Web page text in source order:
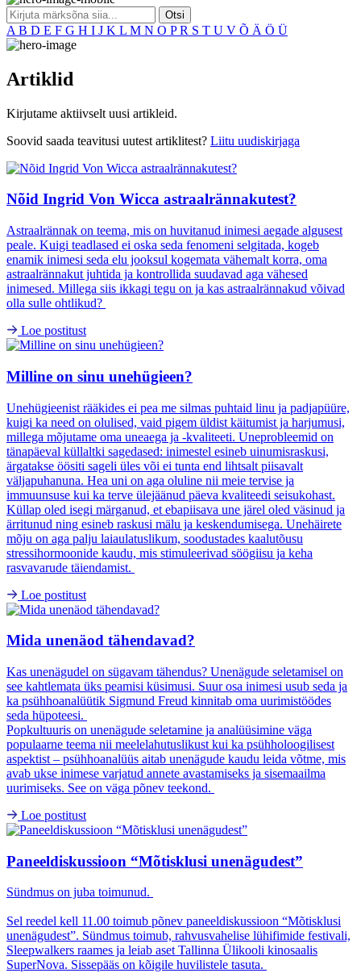
Otsi
A B D E F G H I J K L M N O PR S T U V Õ Ä Ö Ü
Artiklid
Kirjutame aktiivselt uusi artikleid.
Soovid saada teavitusi uutest artiklitest? Liitu uudiskirjaga
Nõid Ingrid Von Wicca astraalrännakutest?
Astraalrännak on teema, mis on huvitanud inimesi aegade algusest
peale. Kuigi teadlased ei oska seda fenomeni selgitada, kogeb
enamik inimesi seda elu jooksul kogemata vähemalt korra, oma
astraalrännakut juhtida ja kontrollida suudavad aga vähesed
inimesed. Millega siis ikkagi tegu on ja kas astraalrännakud võivad
olla sulle ohtlikud?
Loe postitust
Milline on sinu unehügieen?
Unehügieenist rääkides ei pea me silmas puhtaid linu ja padjapüüre,
kuigi ka need on olulised, vaid pigem üldist käitumist ja harjumusi,
millega mõjutame oma uneaega ja -kvaliteeti. Uneprobleemid on
tänapäeval küllaltki sagedased: inimestel esineb uinumisraskusi,
ärgatakse öösiti sageli üles või ei tunta end lihtsalt piisavalt
väljapuhanuna. Hea uni on aga oluline nii meie tervise ja
immuunsuse kui ka terve ülejäänud päeva kvaliteedi seisukohast.
Küllap oled isegi märganud, et ebapiisava une järel oled väsinud ja
ärritunud ning esineb raskusi mälu ja keskendumisega. Unehäirete
mõju on aga palju laiaulatuslikum, soodustades kaalutõusu
stressihormoonide kaudu, mis stimuleerivad söögiisu ja keha
rasvavarude täiendamist.
Loe postitust
Mida unenäod tähendavad?
Kas unenägudel on sügavam tähendus? Unenägude seletamisel on
see kahtlemata üks peamisi küsimusi. Suur osa inimesi usub seda ja
ka psühhoanalüütik Sigmund Freud kinnitab oma uurimistöödes
seda hüpoteesi.
Popkultuuris on unenägude seletamine ja analüüsimine väga
populaarne teema nii meelelahutuslikust kui ka psühholoogilisest
aspektist – psühhoanalüüs aitab unenägude kaudu leida võtme, mis
avab ukse inimese varjatud annete avastamiseks ja sisemaailma
uurimiseks. See on väga põnev teekond.
Loe postitust
Paneeldiskussioon “Mõtisklusi unenägudest”
Sündmus on juba toimunud.
Sel reedel kell 11.00 toimub põnev paneeldiskussioon “Mõtisklusi
unenägudest”. Sündmus toimub, rahvusvahelise lühifimide festivali,
Sleepwalkers raames ja leiab aset Tallinna Ülikooli kinosaalis
SuperNova. Sissepääs on kõigile huvilistele tasuta.